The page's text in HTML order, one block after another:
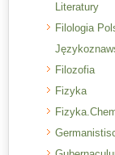
Literatury
Filologia
Filozofia
Fizyka